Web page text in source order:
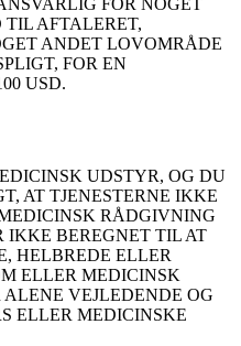
AFTALERET,
ANDET LOVOMRÅDE
FOR EN
USD.
UDSTYR, OG DU
AT TJENESTERNE IKKE
RÅDGIVNING
IKKE BEREGNET TIL AT
HELBREDE ELLER
ELLER MEDICINSK
VEJLEDENDE OG
ELLER MEDICINSKE